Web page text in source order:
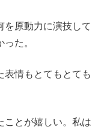
を原動力に演技して
た。
表情もとてもとても
ことが嬉しい。私は